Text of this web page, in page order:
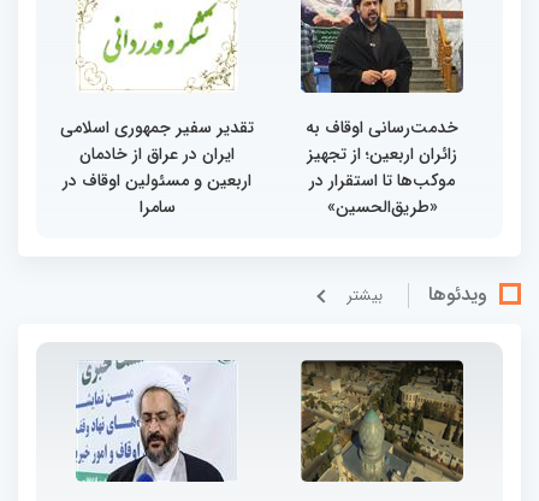
خدمت‌رسانی اوقاف به
زائران اربعین؛ از تجهیز
موکب‌ها تا استقرار در
«طریق‌الحسین»
تقدیر سفیر جمهوری اسلامی
ایران در عراق از خادمان
اربعین و مسئولین اوقاف در
سامرا
ویدئوها بيشتر